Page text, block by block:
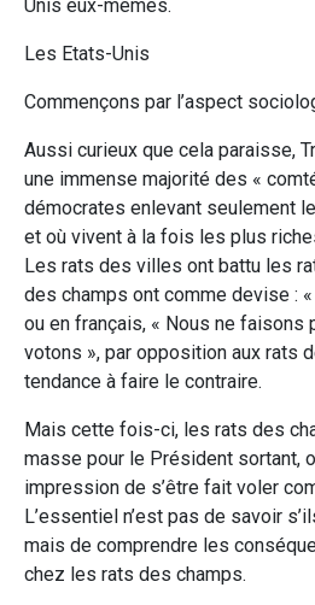
Unis eux-mêmes.
Les Etats-Unis
Commençons par l’aspect
Aussi curieux que cela paraisse,
une immense majorité des «
démocrates enlevant seulement
et où vivent à la fois les plus
Les rats des villes ont battu les
des champs ont comme devise :
ou en français, « Nous ne faisons
votons », par opposition aux rats
tendance à faire le contraire.
Mais cette fois-ci, les rats des
masse pour le Président sortant,
impression de s’être fait voler
L’essentiel n’est pas de savoir
mais de comprendre les
chez les rats des champs.